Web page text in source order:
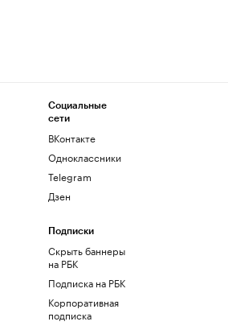
Социальные
сети
ВКонтакте
Одноклассники
Telegram
Дзен
Подписки
Скрыть баннеры
на РБК
Подписка на РБК
Корпоративная
подписка